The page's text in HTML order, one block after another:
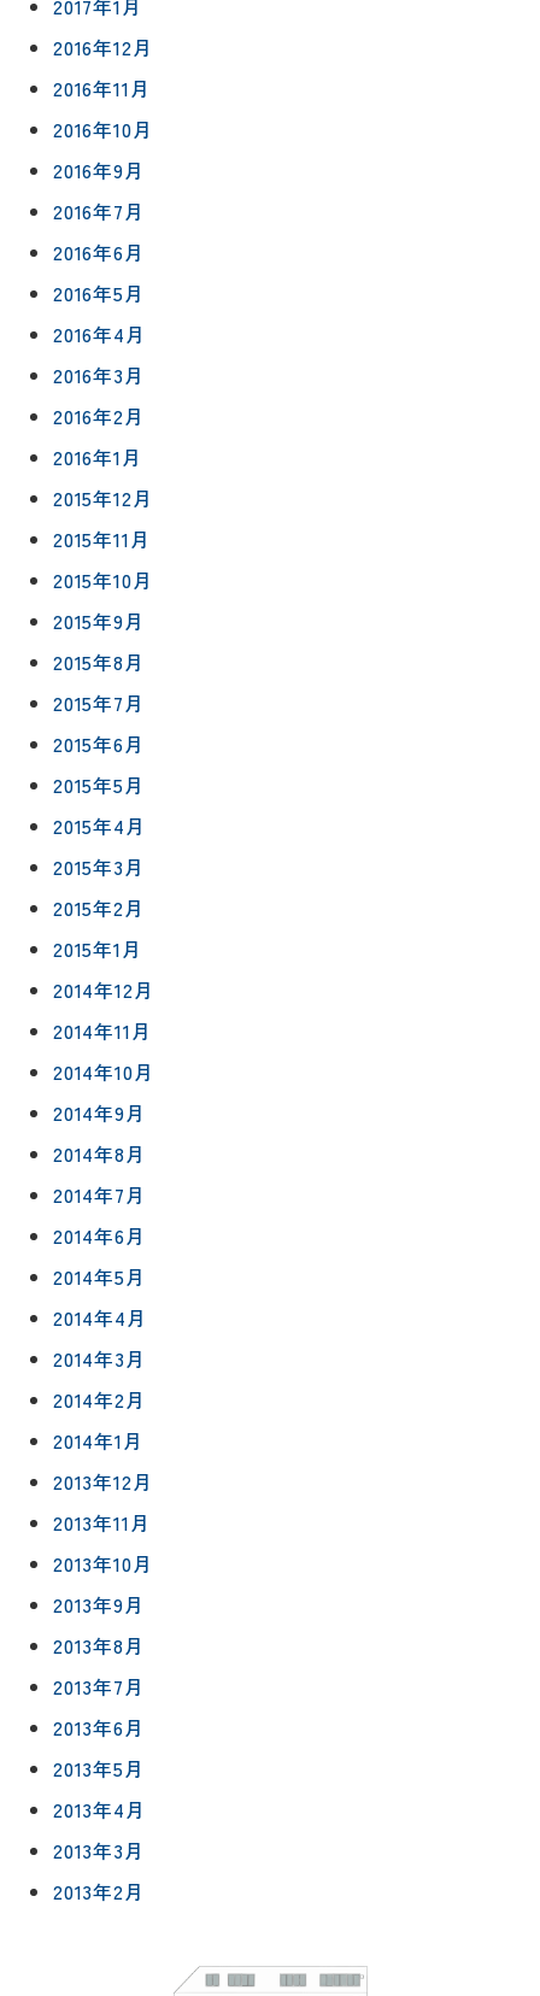
2017年1月
2016年12月
2016年11月
2016年10月
2016年9月
2016年7月
2016年6月
2016年5月
2016年4月
2016年3月
2016年2月
2016年1月
2015年12月
2015年11月
2015年10月
2015年9月
2015年8月
2015年7月
2015年6月
2015年5月
2015年4月
2015年3月
2015年2月
2015年1月
2014年12月
2014年11月
2014年10月
2014年9月
2014年8月
2014年7月
2014年6月
2014年5月
2014年4月
2014年3月
2014年2月
2014年1月
2013年12月
2013年11月
2013年10月
2013年9月
2013年8月
2013年7月
2013年6月
2013年5月
2013年4月
2013年3月
2013年2月